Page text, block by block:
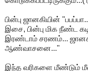
பின்பு ஜானகியின்
இசை, பின்பு மிக நீண்ட
இரண்டாம் சரணம்...
ஆண்வாசனை..."
இந்த வரிகளை மீண்டும்